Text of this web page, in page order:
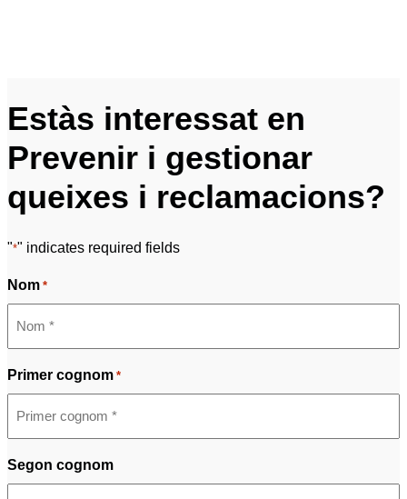
Estàs interessat en
Prevenir i gestionar
queixes i reclamacions?
"*" indicates required fields
Nom *
Primer cognom *
Segon cognom